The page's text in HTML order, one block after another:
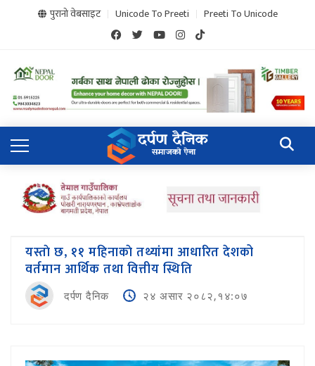
पुरानो वेबसाइट Unicode To Preeti Preeti To Unicode
यस्ताे छ, ११ महिनाकाे तथ्यांमा आधारित देशको
वर्तमान आर्थिक तथा वित्तीय स्थिति
दर्पण दैनिक २४ असार २०८२,१४:०७